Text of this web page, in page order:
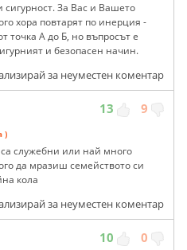
сигурност. За Вас и Вашето
хора повтарят по инерция -
точка А до Б, но въпросът е
и безопасен начин.
за неуместен коментар
13 9
)
служебни или най много
да мразиш семейството си
кола
за неуместен коментар
10 0